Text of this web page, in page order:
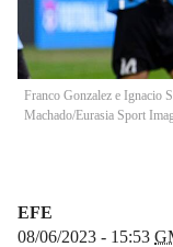
Franco Gonzalez e Ignacio
Machado/Eurasia Sport
EFE
08/06/2023 - 15:53